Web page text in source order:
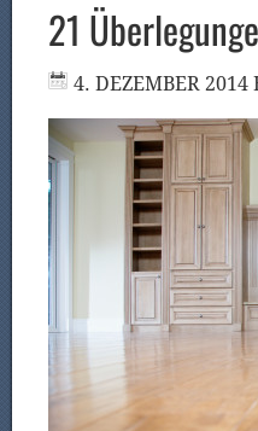
21
4. DEZEMBER 2014